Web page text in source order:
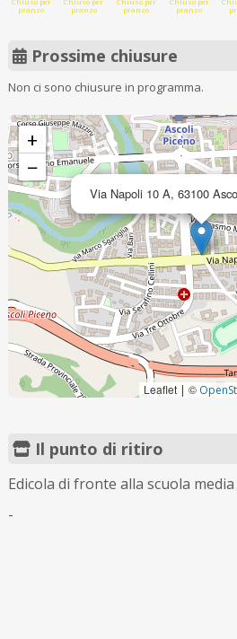
pranzo
pranzo
pranzo
pranzo
Prossime chiusure
Non ci sono chiusure in programma.
Via Napoli 10 A, 63100
+
−
Leaflet | ©
Il punto di ritiro
Edicola di fronte alla scuola
-